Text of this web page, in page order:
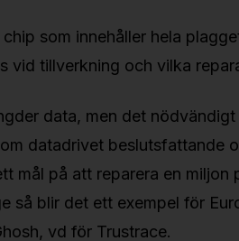
som innehåller hela
vid tillverkning och vilka
data, men det
datadrivet beslutsfattande
mål på att reparera en miljon
så blir det ett exempel för
vd för Trustrace.